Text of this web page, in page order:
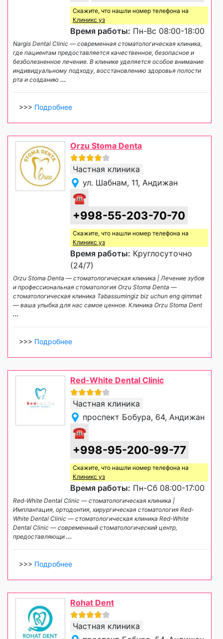
Скажите, что нашли номер телефона на
Клиникс уз
Время работы: Пн-Вс 08:00-18:00
Nargis Dental Clinic — современная стоматологическая клиника,
где пациентам предоставляется качественное, безопасное и
безболезненное лечение. В клинике уделяется особое внимание
индивидуальному подходу, восстановлению здоровья полости
рта и созданию ...
>>> Подробнее
Orzu Stoma Denta
Частная клиника
ул. Шабнам, 11, Андижан
☎
+998-55-203-70-70
Скажите, что нашли номер телефона на
Клиникс уз
Время работы: Круглосуточно
(24/7)
Orzu Stoma Denta — стоматологическая клиника | Лечение зубов
и профессиональная стоматология Orzu Stoma Denta —
стоматологическая клиника Tabassumingiz biz uchun eng qimmat
— ваша улыбка для нас самое ценное. Клиника Orzu Stoma Dent
...
>>> Подробнее
Red-White Dental Clinic
Частная клиника
проспект Бобура, 64, Андижан
☎
+998-95-200-99-77
Скажите, что нашли номер телефона на
Клиникс уз
Время работы: Пн-Сб 08:00-17:00
Red-White Dental Clinic — стоматологическая клиника |
Имплантация, ортодонтия, хирургическая стоматология Red-
White Dental Clinic — стоматологическая клиника Red-White
Dental Clinic — современный стоматологический центр,
предоставляющи ...
>>> Подробнее
Rohat Dent
Частная клиника